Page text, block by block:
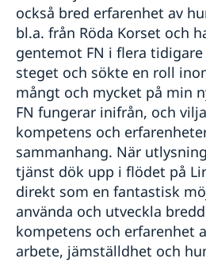
också bred erfarenhet av
bl.a. från Röda Korset och
gentemot FN i flera
steget och sökte en roll
mångt och mycket på min
FN fungerar inifrån, och
kompetens och
sammanhang. När
tjänst dök upp i flödet på
direkt som en fantastisk
använda och utveckla
kompetens och erfarenhet
arbete, jämställdhet och